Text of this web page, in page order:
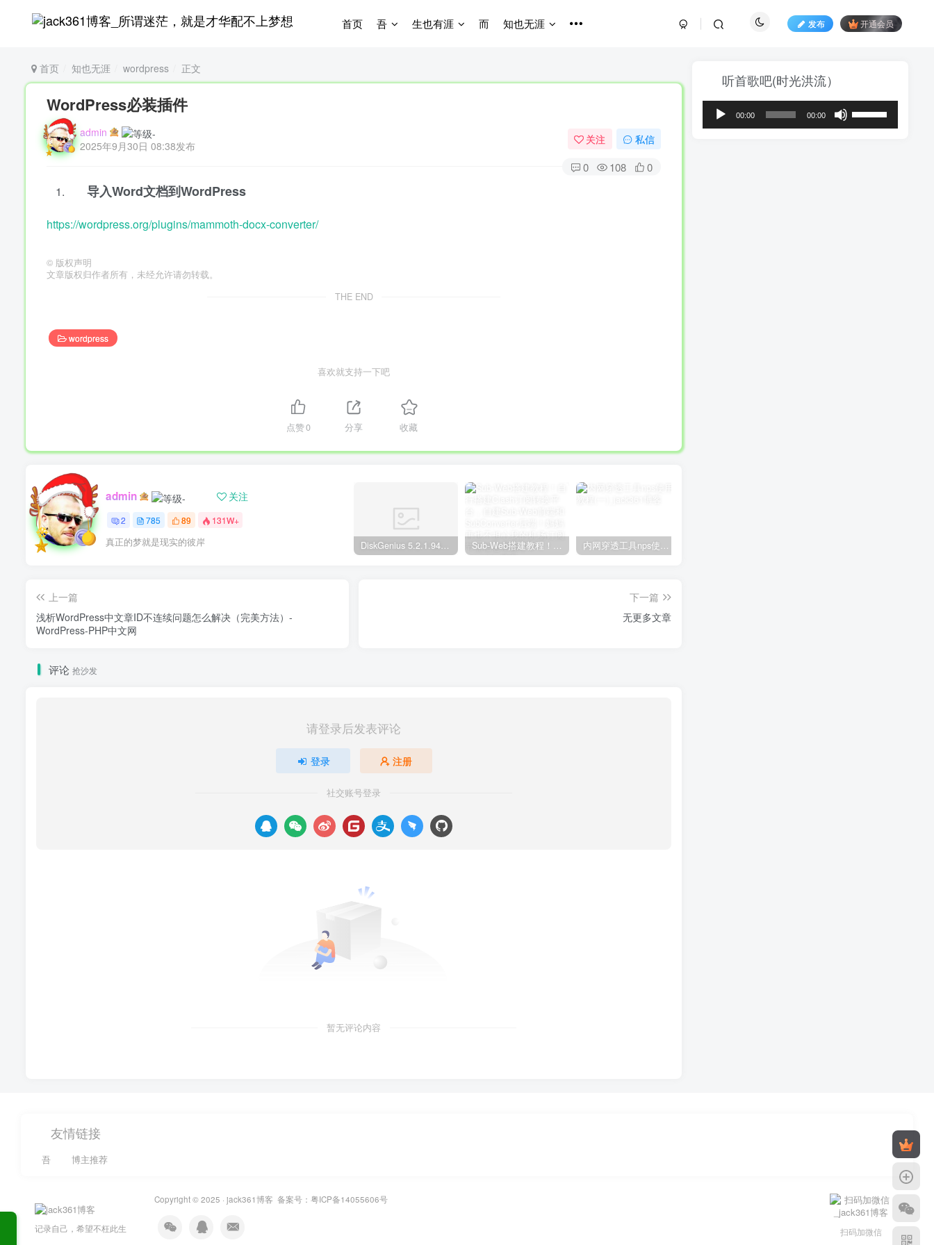
首页 吾 生也有涯 而 知也无涯 发布 开通会员
首页 知也无涯 wordpress 正文
WordPress必装插件
admin
2025年9月30日 08:38发布
关注 私信
0 108 0
导入Word文档到WordPress
https://wordpress.org/plugins/mammoth-docx-converter/
© 版权声明
文章版权归作者所有，未经允许请勿转载。
THE END
wordpress
喜欢就支持一下吧
点赞0 分享 收藏
admin 关注
2 785 89 131W+
真正的梦就是现实的彼岸
上一篇
浅析WordPress中文章ID不连续问题怎么解决（完美方法）-
WordPress-PHP中文网
下一篇
无更多文章
评论 抢沙发
请登录后发表评论
登录 注册
社交账号登录
暂无评论内容
听首歌吧(时光洪流）
00:00 00:00
用
友情链接
吾 博主推荐
记录自己，希望不枉此生
Copyright © 2025 · jack361博客 备案号： 粤ICP备14055606号
扫码加微信